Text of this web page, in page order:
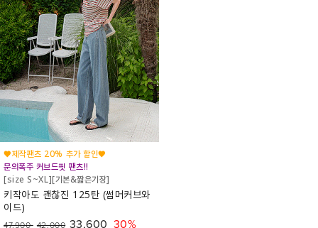
♥제작팬츠 20% 추가 할인♥
문의폭주 커브드핏 팬츠!!
[size S~XL][기본&짧은기장]
키작아도 괜찮진 125탄 (썸머커브와
이드)
47,900 42,000 33,600 30%